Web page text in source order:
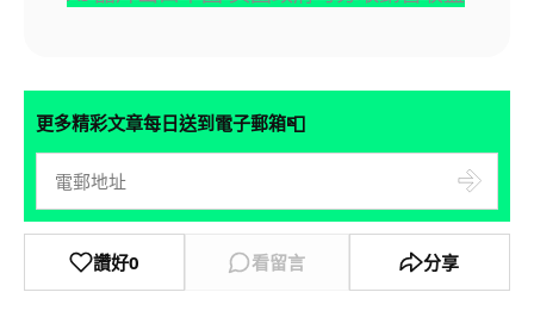
更多精彩文章每日送到電子郵箱📮
讚好0 看留言 分享